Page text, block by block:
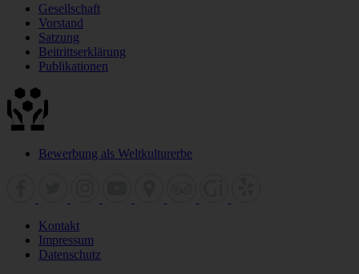
Gesellschaft
Vorstand
Satzung
Beitrittserklärung
Publikationen
Bewerbung als Weltkulturerbe
Kontakt
Impressum
Datenschutz